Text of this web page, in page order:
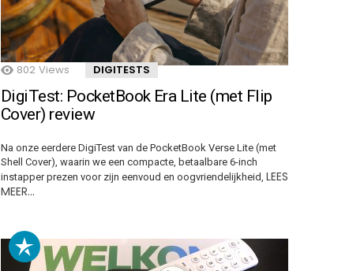
802 Views DIGITESTS
DigiTest: PocketBook Era Lite (met Flip
Cover) review
Na onze eerdere DigiTest van de PocketBook Verse Lite (met
Shell Cover), waarin we een compacte, betaalbare 6-inch
instapper prezen voor zijn eenvoud en oogvriendelijkheid, LEES
MEER…